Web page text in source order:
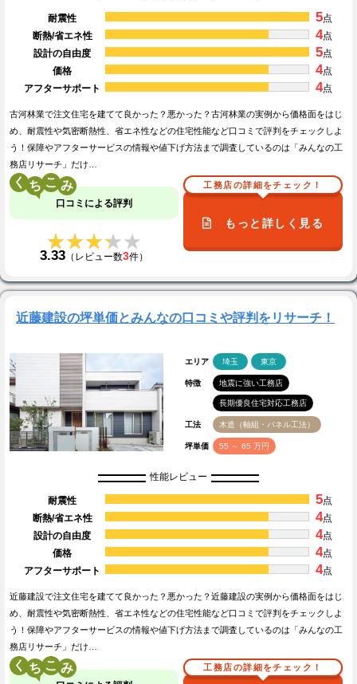
耐震性 5点
断熱/省エネ性
4点
設計の自由度
5点
価格
4点
アフターサポート
4点
古河林業で注文住宅を建てて良かった？悪かった？古河林業の実例から価格面をはじ
め、耐震性や気密断熱性、省エネ性などの住宅性能など口コミで評判をチェックしよ
う！保障やアフターサービスの情報や値下げ方法まで調査しているのは「みんなの工
務店リサーチ」だけ…
く こ
口コミによる評判
★★★★★
★★★★★
3.33 （レビュー数3件）
工務店の詳細をチェック！
もっと詳しく見る
近藤建設の坪単価とみんなの口コミや評判をリサーチ！
エリア 埼玉 東京
特徴 地震に強い工務店
長期優良住宅対応工務店
工法 木造（軸組・パネル工法）
坪単価 55 ～ 65 万円
性能レビュー
耐震性 5点
断熱/省エネ性
4点
設計の自由度
4点
価格
4点
アフターサポート
4点
近藤建設で注文住宅を建てて良かった？悪かった？近藤建設の実例から価格面をはじ
め、耐震性や気密断熱性、省エネ性などの住宅性能など口コミで評判をチェックしよ
う！保障やアフターサービスの情報や値下げ方法まで調査しているのは「みんなの工
務店リサーチ」だけ…
く こ 工務店の詳細をチェック！